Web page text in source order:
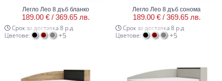
Легло Лео 8 дъб бланко
189.00 € / 369.65 лв.
Срок за доставка 8 р.д
Цветове:
+5
Легло Лео 8 дъб сонома
189.00 € / 369.65 лв.
Срок за доставка 8 р.д
Цветове:
+5